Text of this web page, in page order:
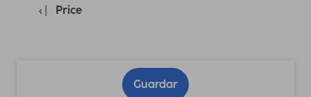
Price
Guardar